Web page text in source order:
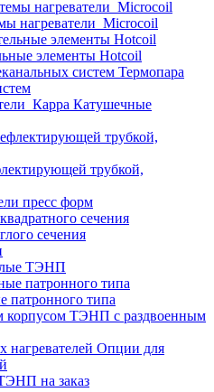
нагреватели_Microcoil
элементы Hotcoil
Термопара
Катушечные
трубкой,
пресс форм
квадратного сечения
сечения
ТЭНП
патронного типа
ТЭНП с раздвоенным
Опции для